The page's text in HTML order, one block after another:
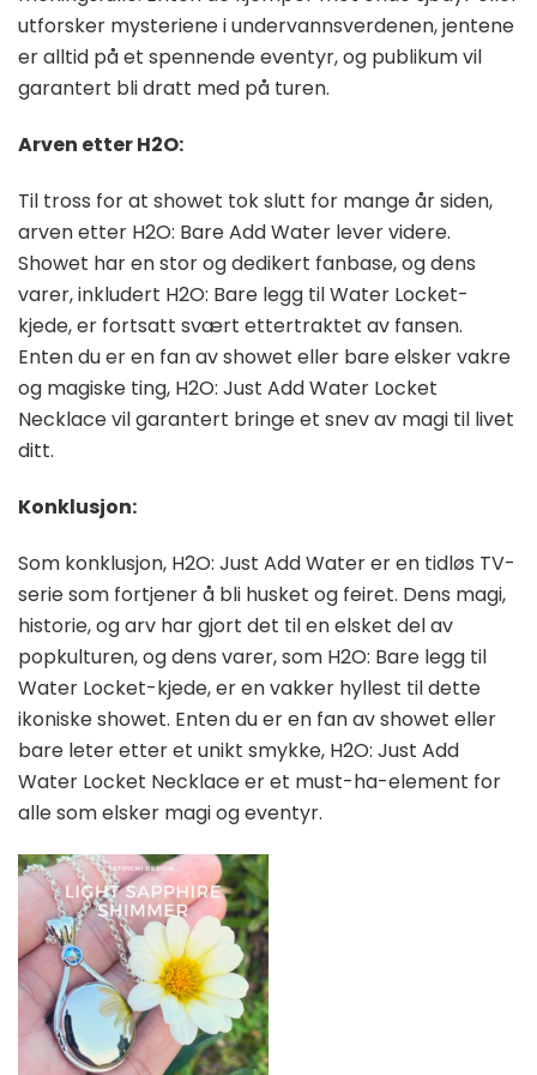
utforsker mysteriene i undervannsverdenen, jentene
er alltid på et spennende eventyr, og publikum vil
garantert bli dratt med på turen.
Arven etter H2O:
Til tross for at showet tok slutt for mange år siden,
arven etter H2O: Bare Add Water lever videre.
Showet har en stor og dedikert fanbase, og dens
varer, inkludert H2O: Bare legg til Water Locket-
kjede, er fortsatt svært ettertraktet av fansen.
Enten du er en fan av showet eller bare elsker vakre
og magiske ting, H2O: Just Add Water Locket
Necklace vil garantert bringe et snev av magi til livet
ditt.
Konklusjon:
Som konklusjon, H2O: Just Add Water er en tidløs TV-
serie som fortjener å bli husket og feiret. Dens magi,
historie, og arv har gjort det til en elsket del av
popkulturen, og dens varer, som H2O: Bare legg til
Water Locket-kjede, er en vakker hyllest til dette
ikoniske showet. Enten du er en fan av showet eller
bare leter etter et unikt smykke, H2O: Just Add
Water Locket Necklace er et must-ha-element for
alle som elsker magi og eventyr.